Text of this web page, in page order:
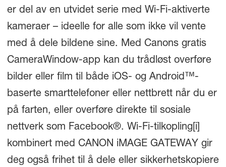
er del av en utvidet serie med Wi-Fi-aktiverte
kameraer – ideelle for alle som ikke vil vente
med å dele bildene sine. Med Canons gratis
CameraWindow-app kan du trådløst overføre
bilder eller film til både iOS- og Android™-
baserte smarttelefoner eller nettbrett når du er
på farten, eller overføre direkte til sosiale
nettverk som Facebook®. Wi-Fi-tilkopling[i]
kombinert med CANON iMAGE GATEWAY gir
deg også frihet til å dele eller sikkerhetskopiere